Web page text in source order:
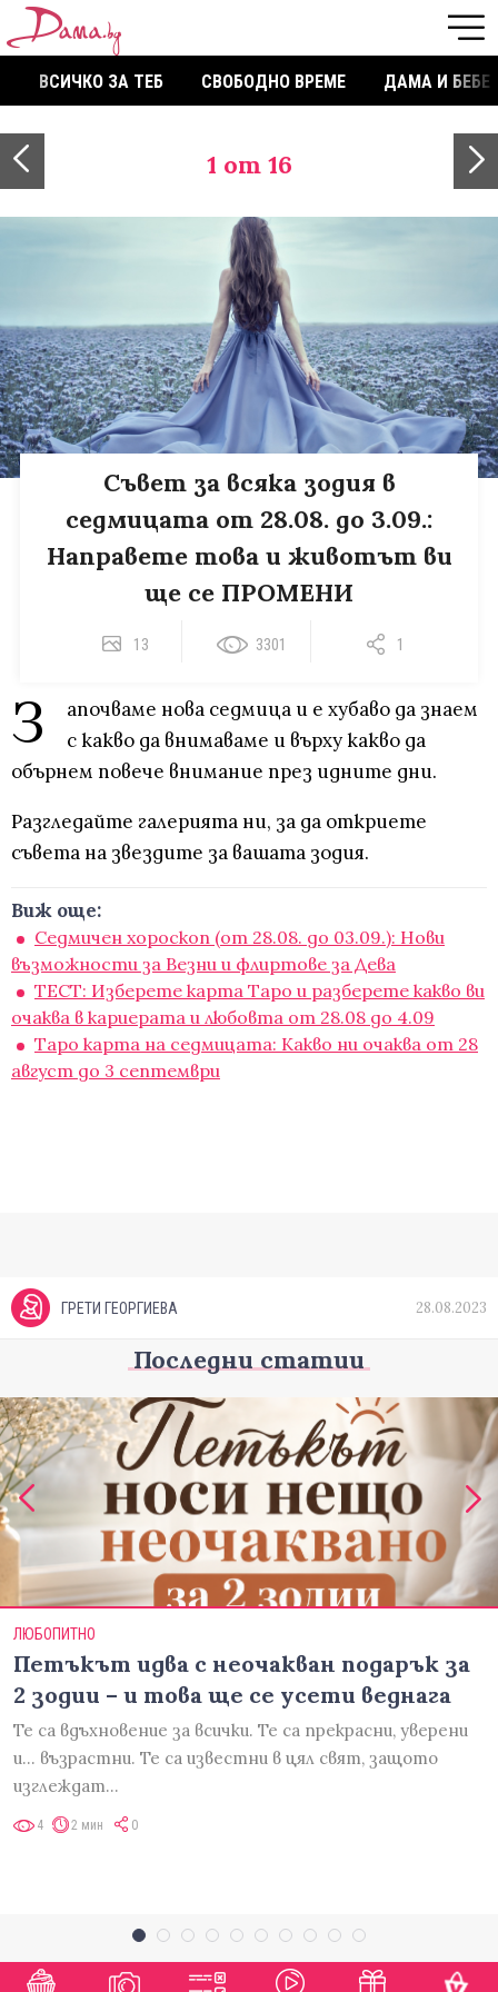
ВСИЧКО ЗА ТЕБ СВОБОДНО ВРЕМЕ ДАМА И БЕБЕ
1 от 16
Съвет за всяка зодия в
седмицата от 28.08. до 3.09.:
Направете това и животът ви
ще се ПРОМЕНИ
13 3301 1
З
апочваме нова седмица и е хубаво да знаем
с какво да внимаваме и върху какво да
обърнем повече внимание през идните дни.
Разгледайте галерията ни, за да откриете
съвета на звездите за вашата зодия.
Виж още:
Седмичен хороскоп (от 28.08. до 03.09.): Нови
възможности за Везни и флиртове за Дева
ТЕСТ: Изберете карта Таро и разберете какво ви
очаква в кариерата и любовта от 28.08 до 4.09
Таро карта на седмицата: Какво ни очаква от 28
август до 3 септември
ГРЕТИ ГЕОРГИЕВА 28.08.2023
Последни статии
ЛЮБОПИТНО
Петъкът идва с неочакван подарък за
2 зодии – и това ще се усети веднага
Те са вдъхновение за всички. Те са прекрасни, уверени
и... възрастни. Те са известни в цял свят, защото
изглеждат…
4 2 мин 0